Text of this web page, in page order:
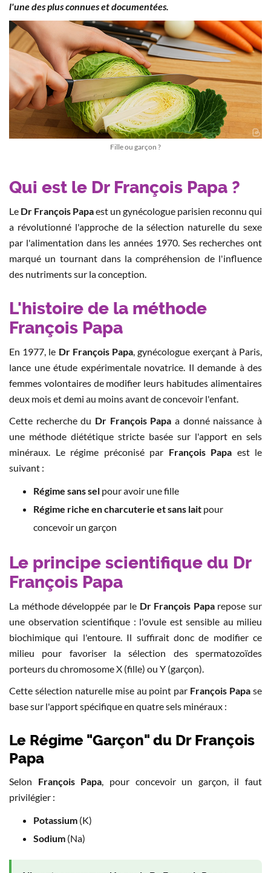
l'une des plus connues et documentées.
Fille ou garçon ?
Qui est le Dr François Papa ?
Le Dr François Papaest un gynécologue parisien reconnu qui
a révolutionné l'approche de la sélection naturelle du sexe
par l'alimentation dans les années 1970. Ses recherches ont
marqué un tournant dans la compréhension de l'influence
des nutriments sur la conception.
L'histoire de la méthode
François Papa
En 1977, le Dr François Papa, gynécologue exerçant à Paris,
lance une étude expérimentale novatrice. Il demande à des
femmes volontaires de modifier leurs habitudes alimentaires
deux mois et demi au moins avant de concevoir l'enfant.
Cette recherche du Dr François Papa a donné naissance à
une méthode diététique stricte basée sur l'apport en sels
minéraux. Le régime préconisé par François Papa est le
suivant :
Régime sans sel pour avoir une fille
Régime riche en charcuterie et sans lait pour
concevoir un garçon
Le principe scientifique du Dr
François Papa
La méthode développée par le Dr François Paparepose sur
une observation scientifique : l'ovule est sensible au milieu
biochimique qui l'entoure. Il suffirait donc de modifier ce
milieu pour favoriser la sélection des spermatozoïdes
porteurs du chromosome X (fille) ou Y (garçon).
Cette sélection naturelle mise au point par François Papa se
base sur l'apport spécifique en quatre sels minéraux :
Le Régime "Garçon" du Dr François
Papa
Selon François Papa, pour concevoir un garçon, il faut
privilégier :
Potassium (K)
Sodium (Na)